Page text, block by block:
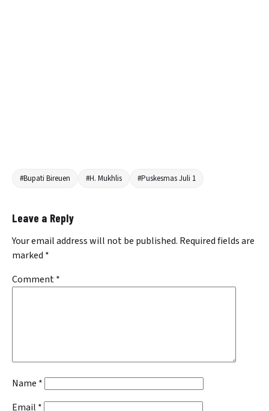
#Bupati Bireuen #H. Mukhlis #Puskesmas Juli 1
Leave a Reply
Your email address will not be published. Required fields are
marked *
Comment*
Name *
Email *